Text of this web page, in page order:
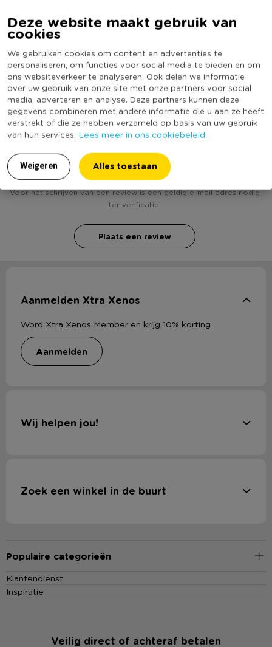
Deze website maakt gebruik van
cookies
We gebruiken cookies om content en advertenties te
personaliseren, om functies voor social media te bieden en om
ons websiteverkeer te analyseren. Ook delen we informatie
over uw gebruik van onze site met onze partners voor social
media, adverteren en analyse. Deze partners kunnen deze
gegevens combineren met andere informatie die u aan ze heeft
verstrekt of die ze hebben verzameld op basis van uw gebruik
van hun services. Lees meer in ons cookiebeleid.
Weigeren Alles toestaan
Materiaal
Polyester
Kleur
Kledingmaat
L
Duurzaamheidsscore
(Nog) geen score
bekend
L/XL? Schrijf een review!
Voor het schrijven van een review is een geldig e-mail adres nodig
ter verificatie.
Plaats een review
Aanmelden Xtra Xenos
Word Xtra Xenos Member en krijg 10% korting
aanmelden
Wij helpen jou!
Zoek een winkel in de buurt
Populaire categorieën
Klantendienst
Inspiratie
Veilig direct of achteraf betalen